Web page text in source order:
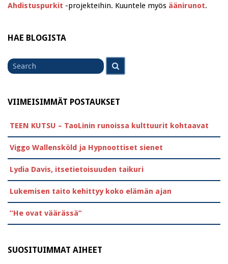
Ahdistuspurkit -projekteihin. Kuuntele myös äänirunot.
HAE BLOGISTA
Search
for
VIIMEISIMMÄT POSTAUKSET
TEEN KUTSU – TaoLinin runoissa kulttuurit kohtaavat
Viggo Wallensköld ja Hypnoottiset sienet
Lydia Davis, itsetietoisuuden taikuri
Lukemisen taito kehittyy koko elämän ajan
”He ovat väärässä”
SUOSITUIMMAT AIHEET